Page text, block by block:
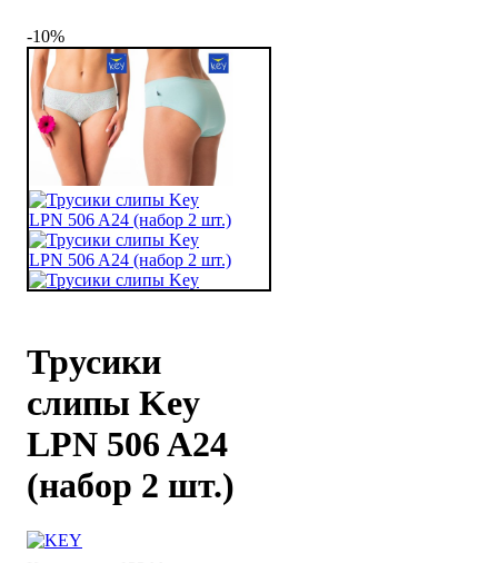
-10%
Трусики
слипы Key
LPN 506 A24
(набор 2 шт.)